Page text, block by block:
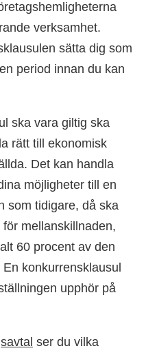
verksamhet.
sätta dig som
period innan du kan
ska vara giltig ska
rätt till ekonomisk
Det kan handla
möjligheter till en
som tidigare, då ska
mellanskillnaden,
60 procent av den
konkurrensklausul
upphör på
ser du vilka